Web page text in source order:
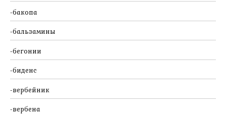
бакопа
бальзамины
бегонии
биденс
вербейник
вербена